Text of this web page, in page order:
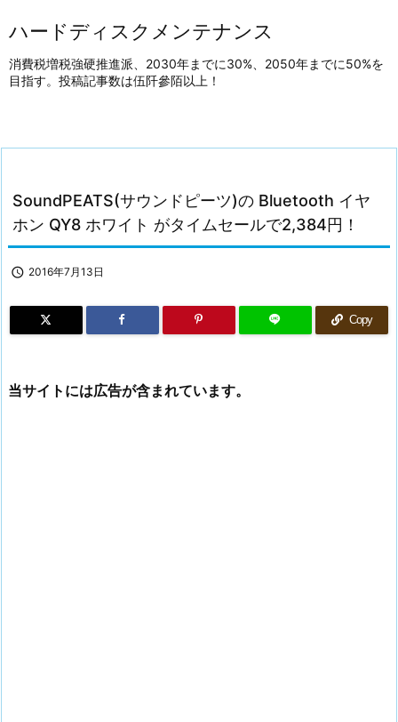
ハードディスクメンテナンス
消費税増税強硬推進派、2030年までに30%、2050年までに50%を
目指す。投稿記事数は伍阡參陌以上！
SoundPEATS(サウンドピーツ)の Bluetooth イヤ
ホン QY8 ホワイト がタイムセールで2,384円！
 2016年7月13日
Copy
当サイトには広告が含まれています。